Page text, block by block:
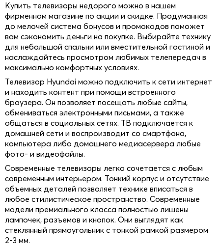
Купить телевизоры недорого можно в нашем
фирменном магазине по акции и скидке. Продуманная
до мелочей система бонусов и промокодов поможет
вам сэкономить деньги на покупке. Выбирайте технику
для небольшой спальни или вместительной гостиной и
наслаждайтесь просмотром любимых телепередач в
максимально комфортных условиях.
Телевизор Hyundai можно подключить к сети интернет
и находить контент при помощи встроенного
браузера. Он позволяет посещать любые сайты,
обмениваться электронными письмами, а также
общаться в социальных сетях. ТВ подключается к
домашней сети и воспроизводит со смартфона,
компьютера либо домашнего медиасервера любые
фото- и видеофайлы.
Современные телевизоры легко сочетается с любым
современным интерьером. Тонкий корпус и отсутствие
объемных деталей позволяет технике вписаться в
любое стилистическое пространство. Современные
модели премиального класса полностью лишены
лампочек, разъемов и кнопок. Они выглядят как
стеклянный прямоугольник с тонкой рамкой размером
2-3 мм.